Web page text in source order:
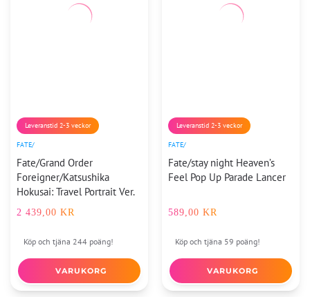
Leveranstid 2-3 veckor
FATE/
Fate/Grand Order
Foreigner/Katsushika
Hokusai: Travel Portrait Ver.
2 439,00 KR
Köp och tjäna 244 poäng!
VARUKORG
Leveranstid 2-3 veckor
FATE/
Fate/stay night Heaven’s
Feel Pop Up Parade Lancer
589,00 KR
Köp och tjäna 59 poäng!
VARUKORG